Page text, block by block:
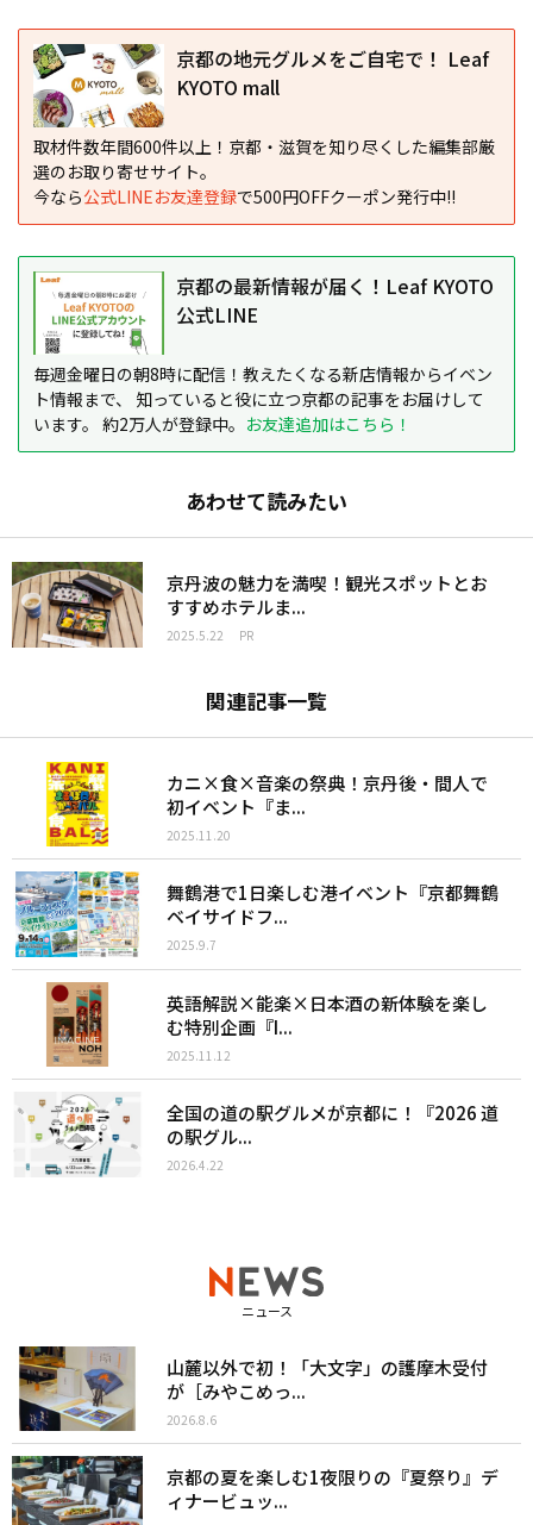
京都の地元グルメをご自宅で！ Leaf
KYOTO mall
取材件数年間600件以上！京都・滋賀を知り尽くした編集部厳
選のお取り寄せサイト。
今なら公式LINEお友達登録で500円OFFクーポン発行中!!
京都の最新情報が届く！Leaf KYOTO
公式LINE
毎週金曜日の朝8時に配信！教えたくなる新店情報からイベン
ト情報まで、 知っていると役に立つ京都の記事をお届けして
います。 約2万人が登録中。 お友達追加はこちら！
あわせて読みたい
京丹波の魅力を満喫！観光スポットとお
すすめホテルま...
2025.5.22 PR
関連記事一覧
カニ×食×音楽の祭典！京丹後・間人で
初イベント『ま...
2025.11.20
舞鶴港で1日楽しむ港イベント『京都舞鶴
ベイサイドフ...
2025.9.7
英語解説×能楽×日本酒の新体験を楽し
む特別企画『I...
2025.11.12
全国の道の駅グルメが京都に！『2026 道
の駅グル...
2026.4.22
ニュース
山麓以外で初！「大文字」の護摩木受付
が［みやこめっ...
2026.8.6
京都の夏を楽しむ1夜限りの『夏祭り』デ
ィナービュッ...